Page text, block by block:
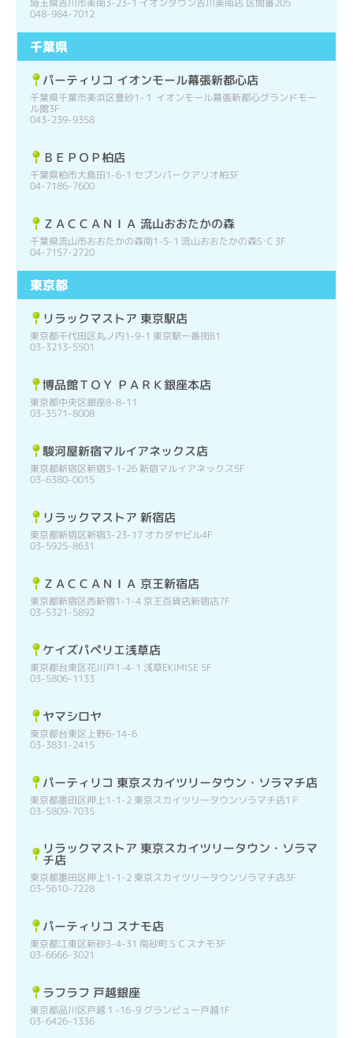
埼玉県吉川市美南3-23-1 イオンタウン吉川美南店 区間番205
048-984-7012
千葉県
パーティリコ イオンモール幕張新都心店
千葉県千葉市美浜区豊砂1-１ イオンモール幕張新都心グランドモー
ル館3F
043-239-9358
ＢＥＰＯＰ柏店
千葉県柏市大島田1-6-1 セブンパークアリオ柏3F
04-7186-7600
ＺＡＣＣＡＮＩＡ 流山おおたかの森
千葉県流山市おおたかの森南1-5-1 流山おおたかの森S･C 3F
04-7157-2720
東京都
リラックマストア 東京駅店
東京都千代田区丸ノ内1-9-1 東京駅一番街B1
03-3213-5501
博品館ＴＯＹ ＰＡＲＫ銀座本店
東京都中央区銀座8-8-11
03-3571-8008
駿河屋新宿マルイアネックス店
東京都新宿区新宿3-1-26 新宿マルイアネックス5F
03-6380-0015
リラックマストア 新宿店
東京都新宿区新宿3-23-17 オカダヤビル4F
03-5925-8631
ＺＡＣＣＡＮＩＡ 京王新宿店
東京都新宿区西新宿1-1-4 京王百貨店新宿店7F
03-5321-5892
ケイズパペリエ浅草店
東京都台東区花川戸1-4-1 浅草EKIMISE 5F
03-5806-1133
ヤマシロヤ
東京都台東区上野6-14-6
03-3831-2415
パーティリコ 東京スカイツリータウン・ソラマチ店
東京都墨田区押上1-1-2 東京スカイツリータウンソラマチ店1Ｆ
03-5809-7035
リラックマストア 東京スカイツリータウン・ソラマ
チ店
東京都墨田区押上1-1-2 東京スカイツリータウンソラマチ店3F
03-5610-7228
パーティリコ スナモ店
東京都江東区新砂3-4-31 南砂町ＳＣスナモ3F
03-6666-3021
ラフラフ 戸越銀座
東京都品川区戸越１-16-9 グランビュー戸越1F
03-6426-1336